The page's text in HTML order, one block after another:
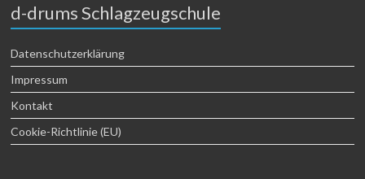
d-drums Schlagzeugschule
Datenschutzerklärung
Impressum
Kontakt
Cookie-Richtlinie (EU)